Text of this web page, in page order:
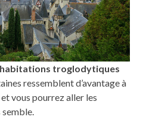
habitations troglodytiques
ressemblent d’avantage à
vous pourrez aller les